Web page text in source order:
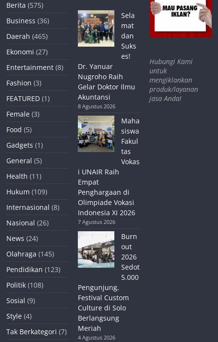
Berita (575)
Business (36)
Daerah (465)
Ekonomi (27)
Entertainment (8)
Fashion (3)
FEATURED (1)
Female (3)
Food (5)
Gadgets (1)
General (5)
Health (11)
Hukum (109)
Internasional (8)
Nasional (26)
News (24)
Olahraga (145)
Pendidikan (123)
Politik (108)
Sosial (9)
Style (4)
Tak Berkategori (7)
Sela
mat
dan
Suks
es!
Dr. Yanuar
Nugroho Raih
Gelar Doktor Ilmu
Akuntansi
8 Agustus 2026
Maha
siswa
Fakul
tas
Vokas
i UNAIR Raih
Empat
Penghargaan di
Olimpiade Vokasi
Indonesia XI 2026
7 Agustus 2026
Burn
out
2026
Sedot
5.000
Pengunjung,
Festival Custom
Culture di Solo
Berlangsung
Meriah
4 Agustus 2026
Hubungi Kami
untuk
mengiklankan
produk/layanan
jasa Anda!